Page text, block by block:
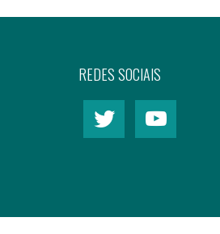
REDES SOCIAIS